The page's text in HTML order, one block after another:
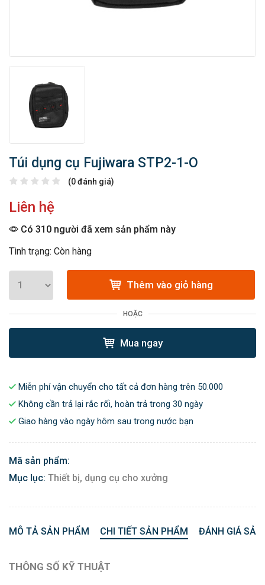
Túi dụng cụ Fujiwara STP2-1-O
(0 đánh giá)
Liên hệ
Có 310 người đã xem sản phẩm này
Tình trạng: Còn hàng
Thêm vào giỏ hàng
HOẶC
Mua ngay
Miễn phí vận chuyển cho tất cả đơn hàng trên 50.000
Không cần trả lại rắc rối, hoàn trả trong 30 ngày
Giao hàng vào ngày hôm sau trong nước bạn
Mã sản phẩm:
Mục lục: Thiết bị, dụng cụ cho xưởng
MÔ TẢ SẢN PHẨM CHI TIẾT SẢN PHẨM ĐÁNH GIÁ
THÔNG SỐ KỸ THUẬT